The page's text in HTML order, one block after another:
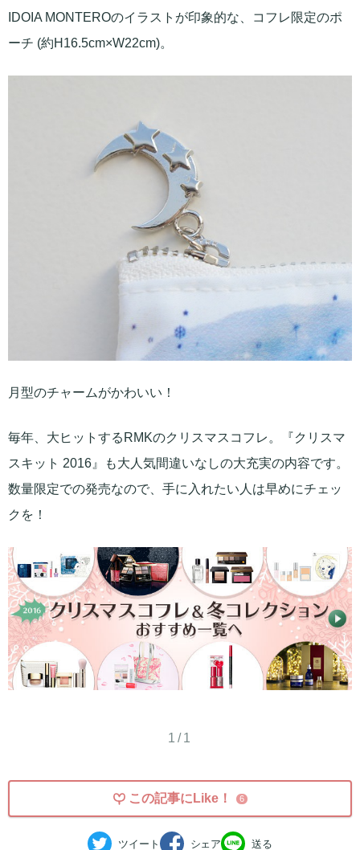
IDOIA MONTEROのイラストが印象的な、コフレ限定のポ
ーチ (約H16.5cm×W22cm)。
月型のチャームがかわいい！
毎年、大ヒットするRMKのクリスマスコフレ。『クリスマ
スキット 2016』も大人気間違いなしの大充実の内容です。
数量限定での発売なので、手に入れたい人は早めにチェッ
クを！
1/1
この記事にLike！ 6
ツイート シェア 送る